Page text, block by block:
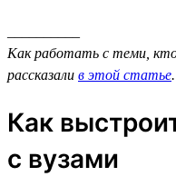
Как работать с теми, кто
рассказали в этой статье.
Как
с вузами